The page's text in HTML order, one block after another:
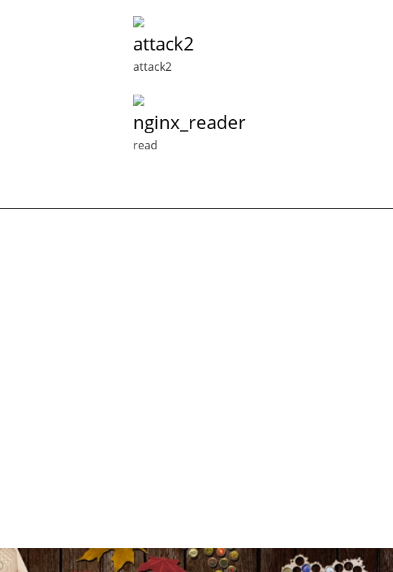
attack2
attack2
nginx_reader
read